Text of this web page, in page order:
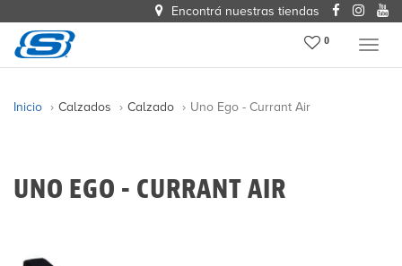
Encontrá nuestras tiendas
Menu
0
Inicio Calzados Calzado Uno Ego - Currant Air
UNO EGO - CURRANT AIR